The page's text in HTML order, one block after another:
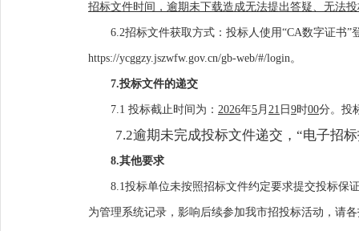
招标文件时间，逾期未下载造成无法提出答疑、无法
6.2招标文件获取方式：投标人使用“CA数字证书
https://ycggzy.jszwfw.gov.cn/gb-web/#/login。
7.投标文件的递交
7.1 投标截止时间为 ： 2026年5月 21 日 9时00分。投
7.2逾期未完成投标文件递交，“电子招
8.其他要求
8.1投标单位未按照招标文件约定要求提交投标保
为管理系统记录，影响后续参加我市招投标活动，请